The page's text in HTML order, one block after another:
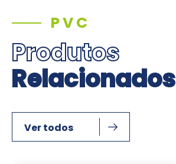
PVC
Produtos
Relacionados
Ver todos